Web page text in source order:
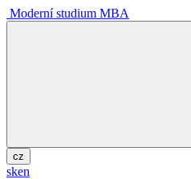
Moderní studium MBA
cz
sken